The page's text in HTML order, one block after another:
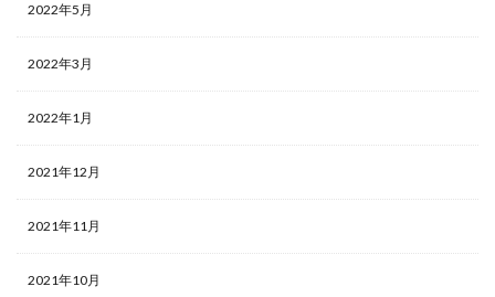
2022年5月
2022年3月
2022年1月
2021年12月
2021年11月
2021年10月